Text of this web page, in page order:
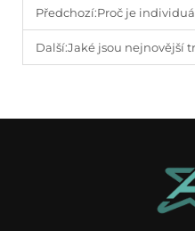
Předchozí:Proč je individuální
Další:Jaké jsou nejnovější trendy v oblasti